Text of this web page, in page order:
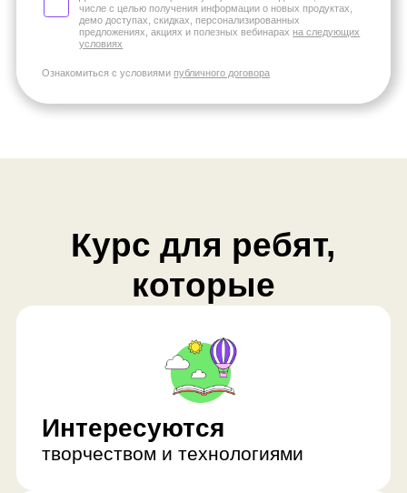
Курс для ребят,
Интересуются
придумывать персонажей, города,
интерьеры